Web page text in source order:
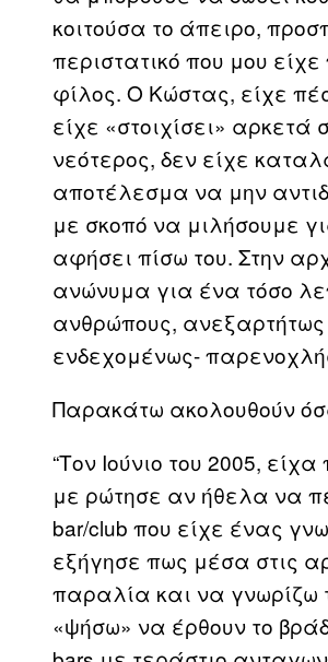
κοιτούσα το άπειρο,
περιστατικό που μου
φίλος. Ο Κώστας, είχε
είχε «στοιχίσει»
νεότερος, δεν είχε
αποτέλεσμα να μην
με σκοπό να μιλήσουμε
αφήσει πίσω του. Στην
ανώνυμα για ένα τόσο
ανθρώπους, ανεξαρτήτως
ενδεχομένως-
Παρακάτω ακολουθούν
“Τον Ιούνιο του 2005,
με ρώτησε αν ήθελα να
bar/club που είχε ένας
εξήγησε πως μέσα στις
παραλία και να γνωρίζω
«ψήσω» να έρθουν το